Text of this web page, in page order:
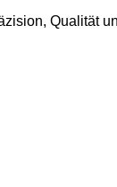
Qualität